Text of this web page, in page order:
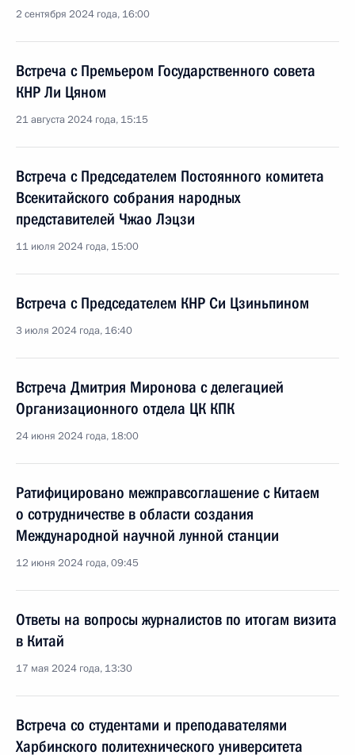
2 сентября 2024 года, 16:00
Встреча с Премьером Государственного совета
КНР Ли Цяном
21 августа 2024 года, 15:15
Встреча с Председателем Постоянного комитета
Всекитайского собрания народных
представителей Чжао Лэцзи
11 июля 2024 года, 15:00
Встреча с Председателем КНР Си Цзиньпином
3 июля 2024 года, 16:40
Встреча Дмитрия Миронова с делегацией
Организационного отдела ЦК КПК
24 июня 2024 года, 18:00
Ратифицировано межправсоглашение с Китаем
о сотрудничестве в области создания
Международной научной лунной станции
12 июня 2024 года, 09:45
Ответы на вопросы журналистов по итогам визита
в Китай
17 мая 2024 года, 13:30
Встреча со студентами и преподавателями
Харбинского политехнического университета